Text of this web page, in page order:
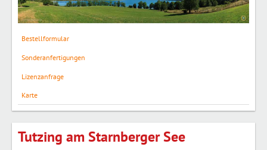
Bestellformular
Sonderanfertigungen
Lizenzanfrage
Karte
Tutzing am Starnberger See